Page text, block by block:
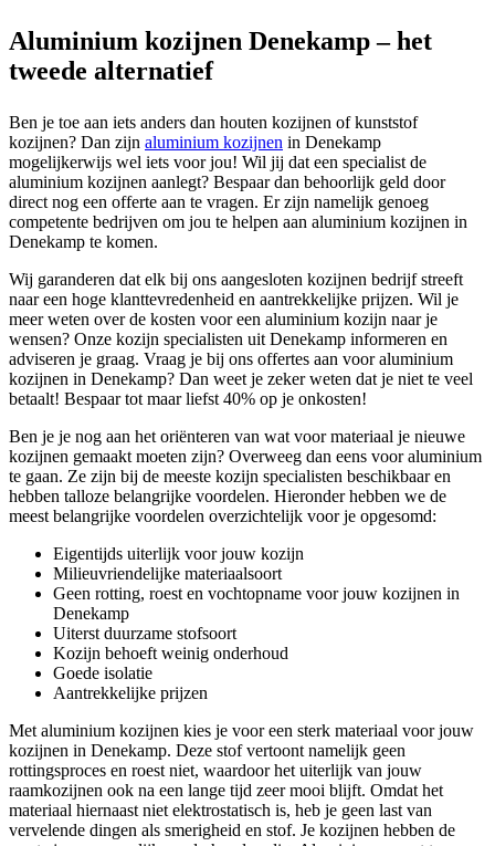
Aluminium kozijnen Denekamp – het
tweede alternatief
Ben je toe aan iets anders dan houten kozijnen of kunststof
kozijnen? Dan zijn aluminium kozijnen in Denekamp
mogelijkerwijs wel iets voor jou! Wil jij dat een specialist de
aluminium kozijnen aanlegt? Bespaar dan behoorlijk geld door
direct nog een offerte aan te vragen. Er zijn namelijk genoeg
competente bedrijven om jou te helpen aan aluminium kozijnen in
Denekamp te komen.
Wij garanderen dat elk bij ons aangesloten kozijnen bedrijf streeft
naar een hoge klanttevredenheid en aantrekkelijke prijzen. Wil je
meer weten over de kosten voor een aluminium kozijn naar je
wensen? Onze kozijn specialisten uit Denekamp informeren en
adviseren je graag. Vraag je bij ons offertes aan voor aluminium
kozijnen in Denekamp? Dan weet je zeker weten dat je niet te veel
betaalt! Bespaar tot maar liefst 40% op je onkosten!
Ben je je nog aan het oriënteren van wat voor materiaal je nieuwe
kozijnen gemaakt moeten zijn? Overweeg dan eens voor aluminium
te gaan. Ze zijn bij de meeste kozijn specialisten beschikbaar en
hebben talloze belangrijke voordelen. Hieronder hebben we de
meest belangrijke voordelen overzichtelijk voor je opgesomd:
Eigentijds uiterlijk voor jouw kozijn
Milieuvriendelijke materiaalsoort
Geen rotting, roest en vochtopname voor jouw kozijnen in
Denekamp
Uiterst duurzame stofsoort
Kozijn behoeft weinig onderhoud
Goede isolatie
Aantrekkelijke prijzen
Met aluminium kozijnen kies je voor een sterk materiaal voor jouw
kozijnen in Denekamp. Deze stof vertoont namelijk geen
rottingsproces en roest niet, waardoor het uiterlijk van jouw
raamkozijnen ook na een lange tijd zeer mooi blijft. Omdat het
materiaal hiernaast niet elektrostatisch is, heb je geen last van
vervelende dingen als smerigheid en stof. Je kozijnen hebben de